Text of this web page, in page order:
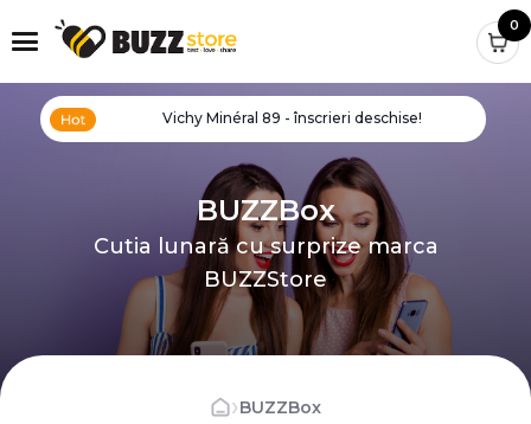
0
Vichy Minéral 89 - înscrieri deschise!
BUZZBox
Cutia lunară cu surprize marca
BUZZStore
›BUZZBox